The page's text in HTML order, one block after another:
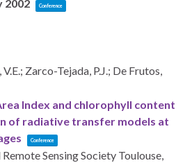
2002 Conference
Zarco-Tejada, P.J.; De Frutos,
Index and chlorophyll content
of radiative transfer models at
Conference
Sensing Society Toulouse,